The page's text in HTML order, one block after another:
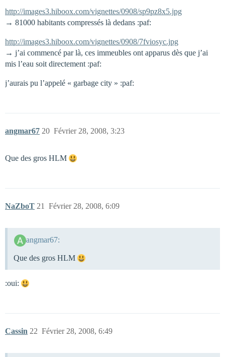
http://images3.hiboox.com/vignettes/0908/sp9pz8x5.jpg
→ 81000 habitants compressés là dedans :paf:
http://images3.hiboox.com/vignettes/0908/7fviosyc.jpg
→ j’ai commencé par là, ces immeubles ont apparus dès que j’ai
mis l’eau soit directement :paf:
j’aurais pu l’appelé « garbage city » :paf:
angmar67 Février 28, 2008, 3:23
20
Que des gros HLM
NaZboT Février 28, 2008, 6:09
21
angmar67:
Que des gros HLM
:oui:
Cassin Février 28, 2008, 6:49
22